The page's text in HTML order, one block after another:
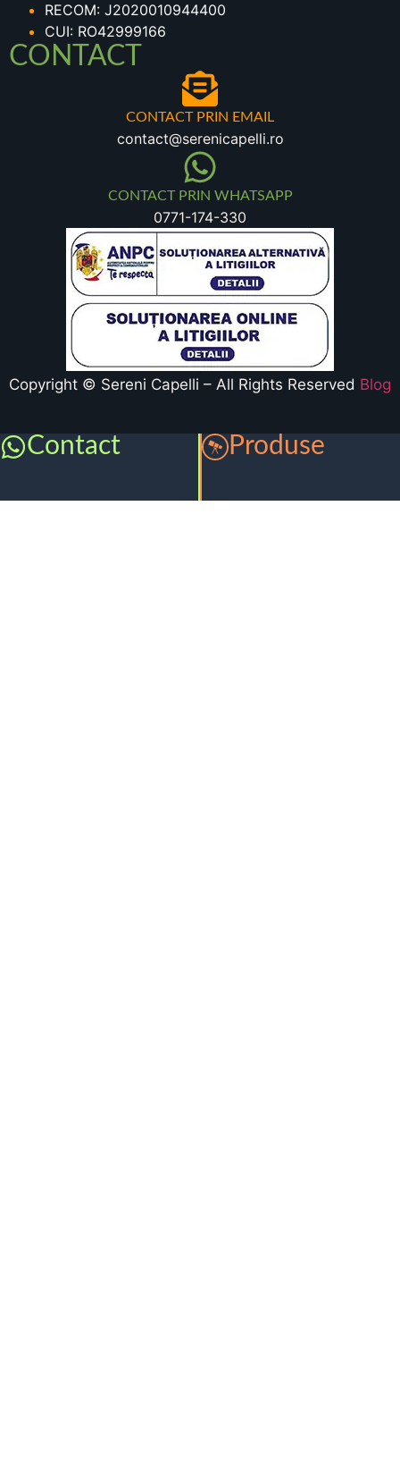
RECOM: J2020010944400
CUI: RO42999166
CONTACT
CONTACT PRIN EMAIL
contact@serenicapelli.ro
CONTACT PRIN WHATSAPP
0771-174-330
Copyright © Sereni Capelli – All Rights Reserved Blog
Contact Produse